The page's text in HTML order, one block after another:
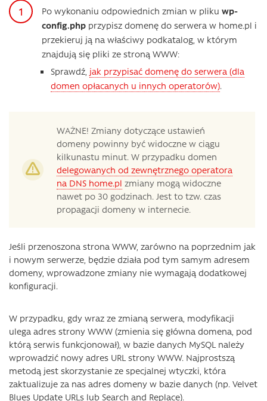
Po wykonaniu odpowiednich zmian w pliku wp-
config.php przypisz domenę do serwera w home.pl i
przekieruj ją na właściwy podkatalog, w którym
znajdują się pliki ze stroną WWW:
Sprawdź, jak przypisać domenę do serwera (dla
domen opłacanych u innych operatorów).
WAŻNE! Zmiany dotyczące ustawień
domeny powinny być widoczne w ciągu
kilkunastu minut. W przypadku domen
delegowanych od zewnętrznego operatora
na DNS home.pl zmiany mogą widoczne
nawet po 30 godzinach. Jest to tzw. czas
propagacji domeny w internecie.
Jeśli przenoszona strona WWW, zarówno na poprzednim jak
i nowym serwerze, będzie działa pod tym samym adresem
domeny, wprowadzone zmiany nie wymagają dodatkowej
konfiguracji.
W przypadku, gdy wraz ze zmianą serwera, modyfikacji
ulega adres strony WWW (zmienia się główna domena, pod
którą serwis funkcjonował), w bazie danych MySQL należy
wprowadzić nowy adres URL strony WWW. Najprostszą
metodą jest skorzystanie ze specjalnej wtyczki, która
zaktualizuje za nas adres domeny w bazie danych (np. Velvet
Blues Update URLs lub Search and Replace).